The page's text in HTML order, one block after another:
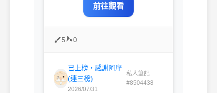
前往觀看
5 0
已上榜，感謝阿摩
(連三榜)
2026/07/31
私人筆記
#8504438